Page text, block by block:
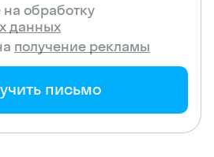
обработку
данных
получение рекламы
письмо